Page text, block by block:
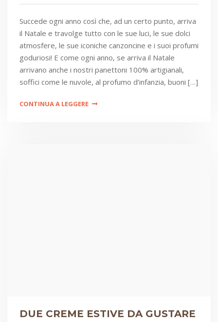
Succede ogni anno così che, ad un certo punto, arriva
il Natale e travolge tutto con le sue luci, le sue dolci
atmosfere, le sue iconiche canzoncine e i suoi profumi
goduriosi! E come ogni anno, se arriva il Natale
arrivano anche i nostri panettoni 100% artigianali,
soffici come le nuvole, al profumo d’infanzia, buoni […]
CONTINUA A LEGGERE
DUE CREME ESTIVE DA GUSTARE